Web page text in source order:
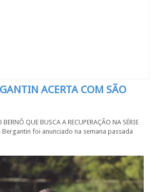
ACERTA COM SÃO
QUE BUSCA A RECUPERAÇÃO NA SÉRIE
Bergantin foi anunciado na semana passada